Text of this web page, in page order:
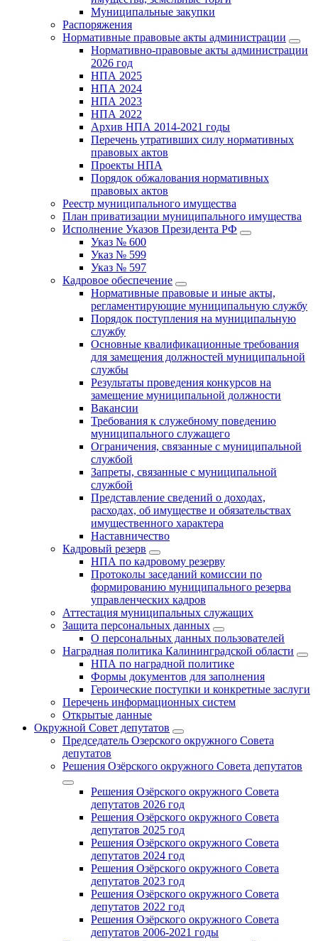
Муниципальные закупки
Распоряжения
Нормативные правовые акты администрации
Нормативно-правовые акты администрации
2026 год
НПА 2025
НПА 2024
НПА 2023
НПА 2022
Архив НПА 2014-2021 годы
Перечень утративших силу нормативных
правовых актов
Проекты НПА
Порядок обжалования нормативных
правовых актов
Реестр муниципального имущества
План приватизации муниципального имущества
Исполнение Указов Президента РФ
Указ № 600
Указ № 599
Указ № 597
Кадровое обеспечение
Нормативные правовые и иные акты,
регламентирующие муниципальную службу
Порядок поступления на муниципальную
службу
Основные квалификационные требования
для замещения должностей муниципальной
службы
Результаты проведения конкурсов на
замещение муниципальной должности
Вакансии
Требования к служебному поведению
муниципального служащего
Ограничения, связанные с муниципальной
службой
Запреты, связанные с муниципальной
службой
Представление сведений о доходах,
расходах, об имуществе и обязательствах
имущественного характера
Наставничество
Кадровый резерв
НПА по кадровому резерву
Протоколы заседаний комиссии по
формированию муниципального резерва
управленческих кадров
Аттестация муниципальных служащих
Защита персональных данных
О персональных данных пользователей
Наградная политика Калининградской области
НПА по наградной политике
Формы документов для заполнения
Героические поступки и конкретные заслуги
Перечень информационных систем
Открытые данные
Окружной Совет депутатов
Председатель Озерского окружного Совета
депутатов
Решения Озёрского окружного Совета депутатов
Решения Озёрского окружного Совета
депутатов 2026 год
Решения Озёрского окружного Совета
депутатов 2025 год
Решения Озёрского окружного Совета
депутатов 2024 год
Решения Озёрского окружного Совета
депутатов 2023 год
Решения Озёрского окружного Совета
депутатов 2022 год
Решения Озёрского окружного Совета
депутатов 2006-2021 годы